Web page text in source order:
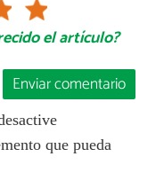
el artículo?
Enviar comentario
que pueda